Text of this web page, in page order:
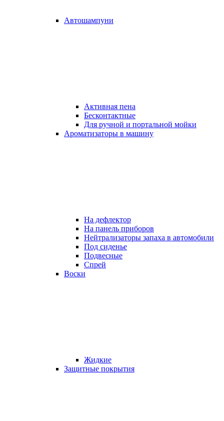
Автошампуни
Активная пена
Бесконтактные
Для ручной и портальной мойки
Ароматизаторы в машину
На дефлектор
На панель приборов
Нейтрализаторы запаха в автомобили
Под сиденье
Подвесные
Спрей
Воски
Жидкие
Защитные покрытия